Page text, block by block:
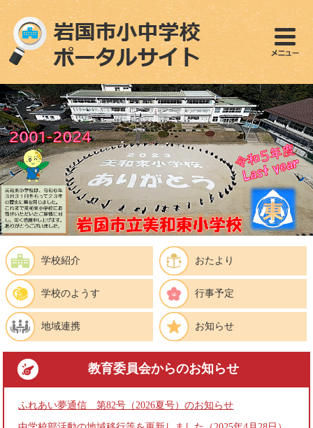
ペ
で
す
。
メ
ば
し
て
本
文
へ
学校紹介 おたより
学校のようす 行事予定
地域連携 お知らせ
教育委員会からのお知らせ
ふれあい夢通信 第82号（2026夏号）のお知らせ